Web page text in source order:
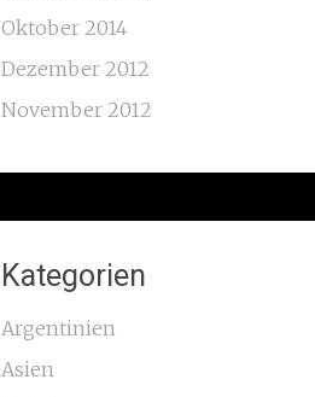
Oktober 2014
Dezember 2012
November 2012
Kategorien
Argentinien
Asien